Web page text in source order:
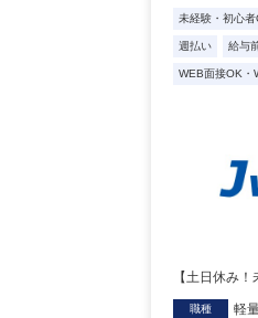
未経験・初心者
週払い 給与
WEB面接OK・
【土日休み
職種 軽